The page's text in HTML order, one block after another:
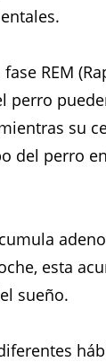
REM
perro
su
del perro
esta
sueño.